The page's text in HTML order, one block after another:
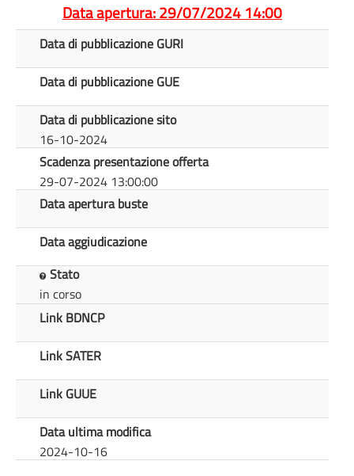
Data apertura: 29/07/2024 14:00
Data di pubblicazione GURI
Data di pubblicazione GUE
Data di pubblicazione sito
16-10-2024
Scadenza presentazione offerta
29-07-2024 13:00:00
Data apertura buste
Data aggiudicazione
Stato
in corso
Link BDNCP
Link SATER
Link GUUE
Data ultima modifica
2024-10-16